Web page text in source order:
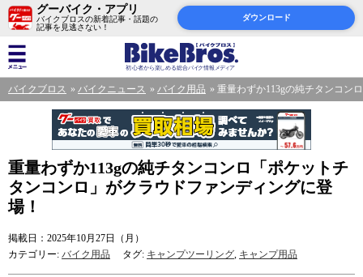
グーバイク・アプリ
バイクブロスの新着記事・話題の
記事を見逃さない！
ダウンロード
バイクブロス バイクニュース バイク用品 重量わずか113gの純チタンコン
重量わずか113gの純チタンコンロ「ポケットチ
タンコンロ」がクラウドファンディングに登
場！
掲載日：2025年10月27日（月）
カテゴリー: バイク用品 タグ: キャンプツーリング, キャンプ用品